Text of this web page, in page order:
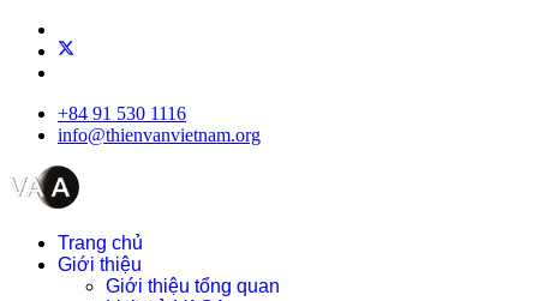
+84 91 530 1116
info@thienvanvietnam.org
Trang chủ
Giới thiệu
Giới thiệu tổng quan